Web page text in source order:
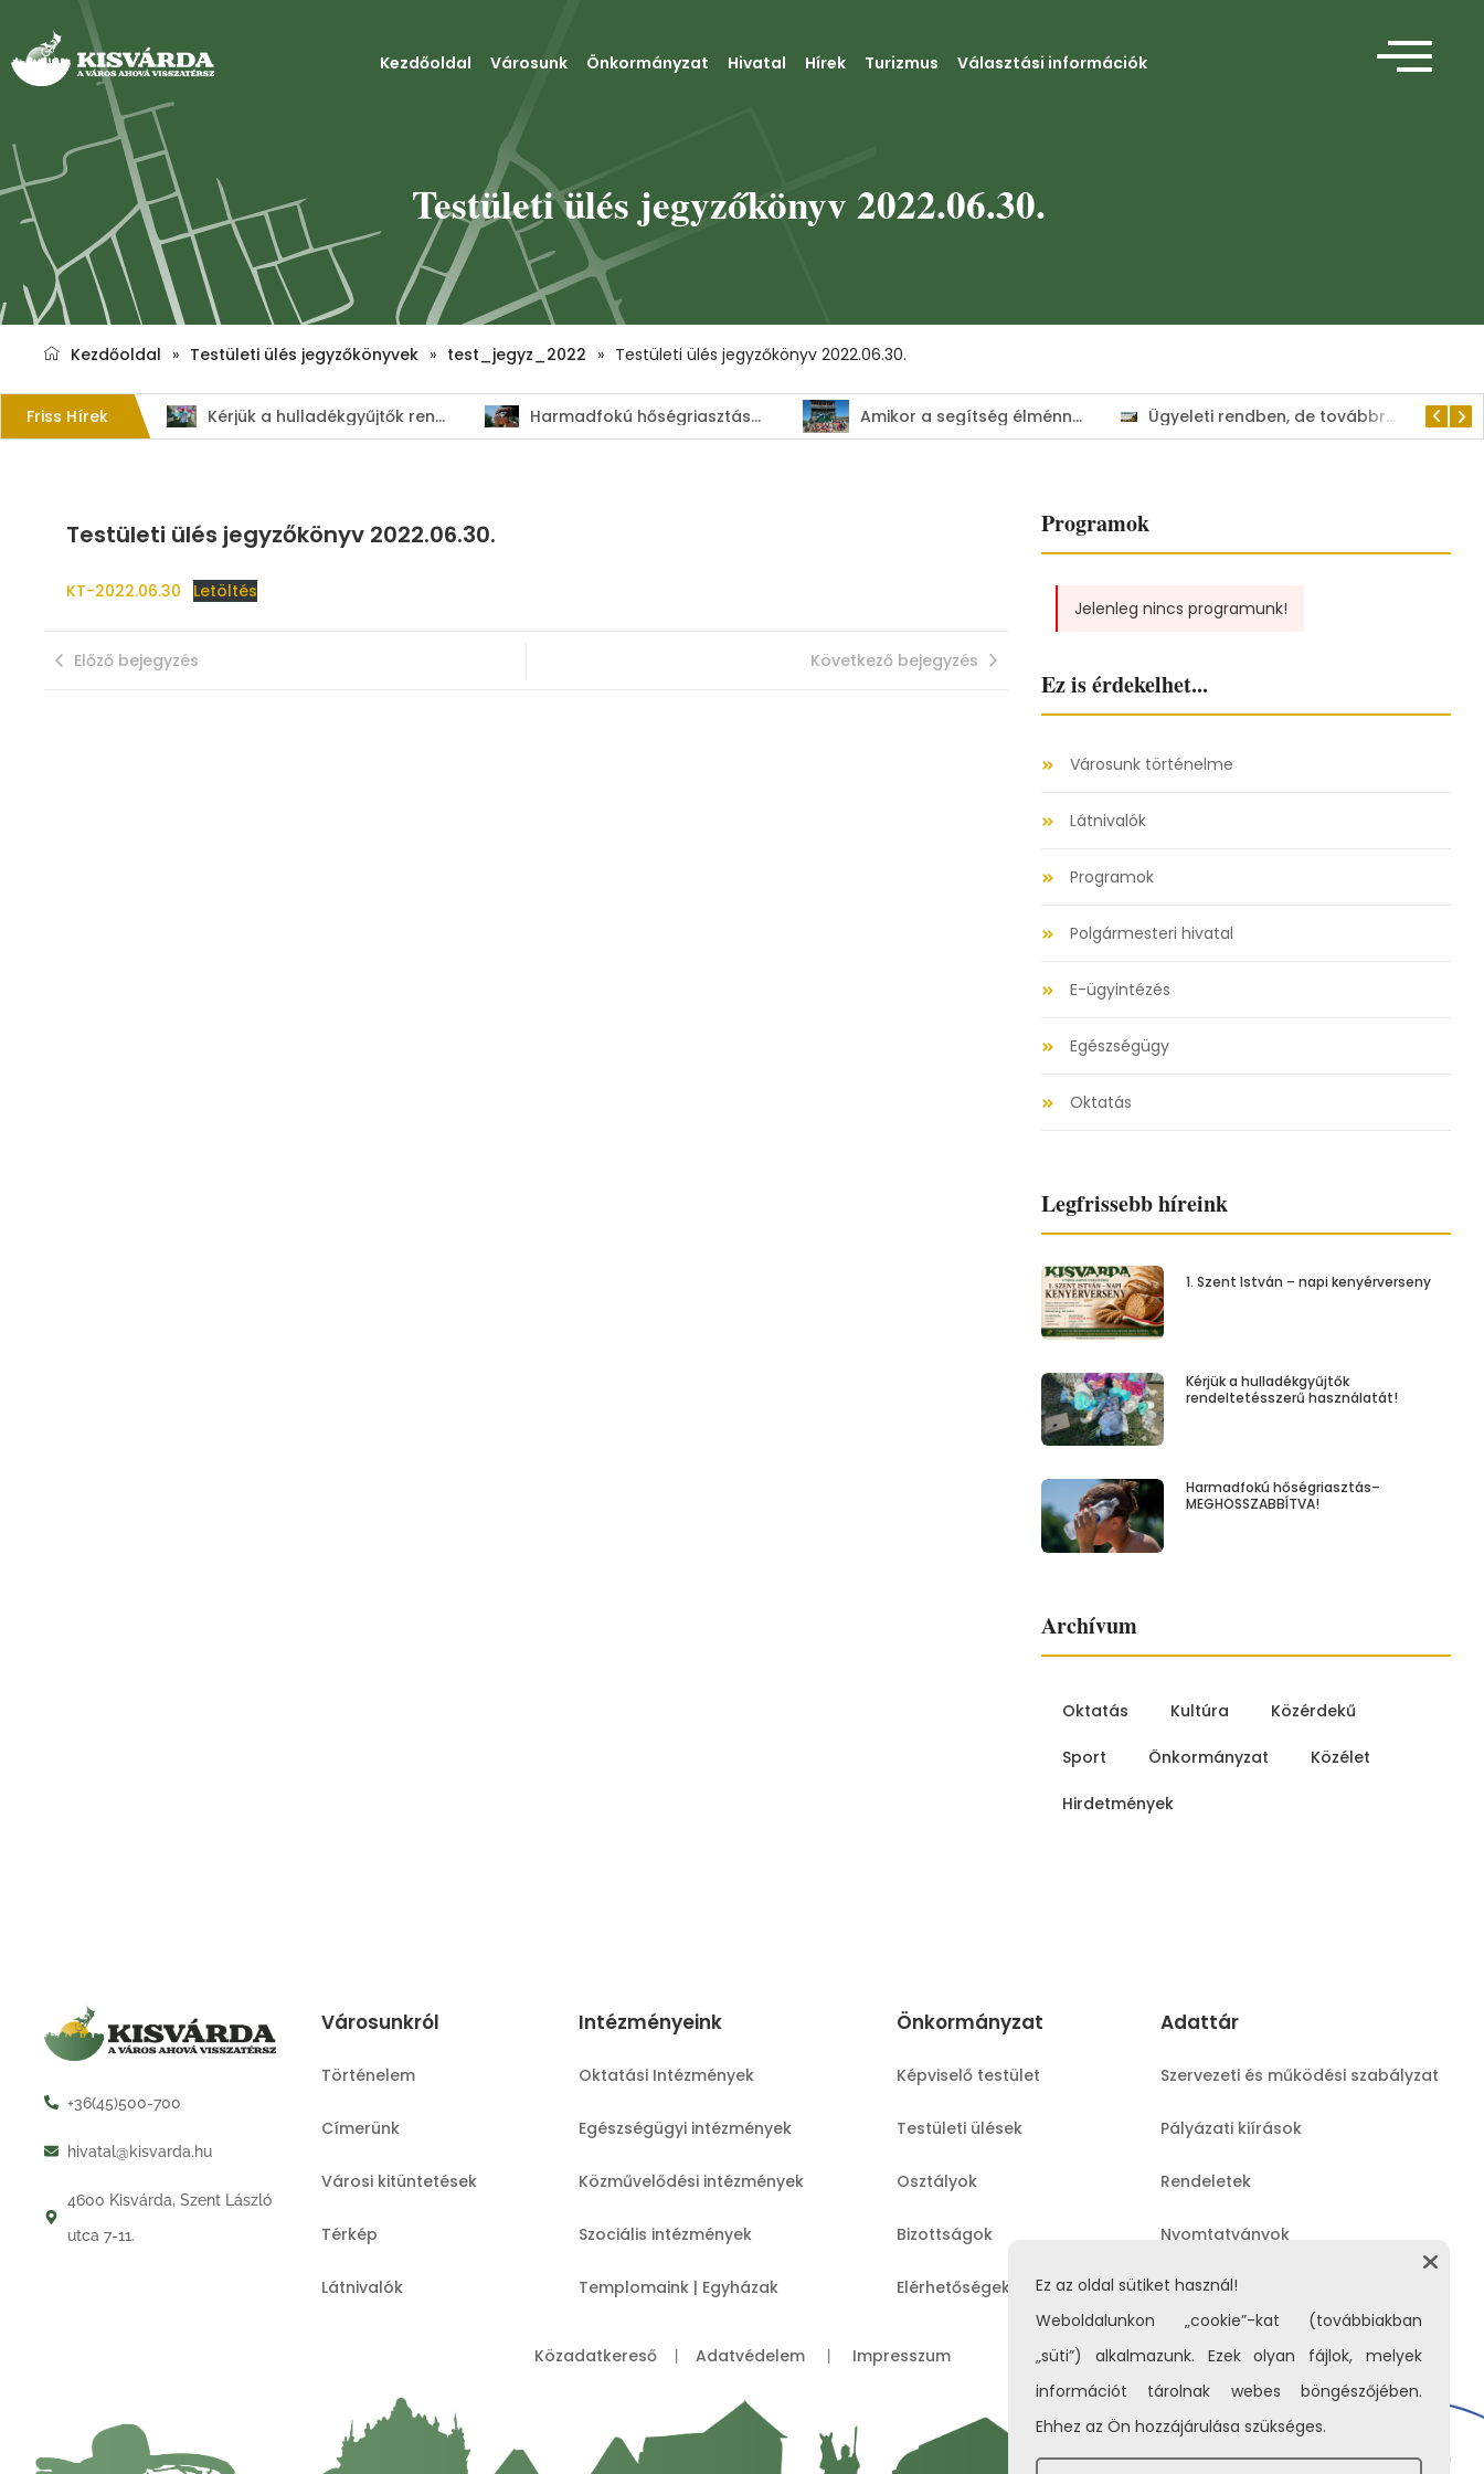
Kezdőoldal Városunk Önkormányzat Hivatal Hírek Turizmus Választási információk
Testületi ülés jegyzőkönyv 2022.06.30.
Kezdőoldal » Testületi ülés jegyzőkönyvek » test_jegyz_2022 » Testületi ülés jegyzőkönyv 2022.06.30.
Friss Hírek Kérjük a hulladékgyűjtők rendeltetésszerű használatát! Harmadfokú hőségriasztás–MEGHOSSZABBÍTVA! Amikor a segítség élménnyé válik Ügyeleti rendben, de továbbra is a lakosság szolgálatában tart nyitva a Kisvárdai Polgármesteri Hivatal Csak egyetlen út vezet előre: az összefogás!
Testületi ülés jegyzőkönyv 2022.06.30.
KT-2022.06.30 Letöltés
Előző bejegyzés Következő bejegyzés
Programok
Jelenleg nincs programunk!
Ez is érdekelhet...
Városunk történelme
Látnivalók
Programok
Polgármesteri hivatal
E-ügyintézés
Egészségügy
Oktatás
Legfrissebb híreink
1. Szent István – napi kenyérverseny
Kérjük a hulladékgyűjtők
rendeltetésszerű használatát!
Harmadfokú hőségriasztás–
MEGHOSSZABBÍTVA!
Archívum
Oktatás Kultúra Közérdekű
Sport Önkormányzat Közélet
Hirdetmények
Ez az oldal sütiket használ!
Weboldalunkon „cookie”-kat (továbbiakban
„süti”) alkalmazunk. Ezek olyan fájlok, melyek
információt tárolnak webes böngészőjében.
Ehhez az Ön hozzájárulása szükséges.
+36(45)500-700
hivatal@kisvarda.hu
4600 Kisvárda, Szent László
utca 7-11.
Városunkról
Történelem
Címerünk
Városi kitüntetések
Térkép
Látnivalók
Intézményeink
Oktatási Intézmények
Egészségügyi intézmények
Közművelődési intézmények
Szociális intézmények
Templomaink | Egyházak
Önkormányzat
Képviselő testület
Testületi ülések
Osztályok
Bizottságok
Elérhetőségek
Adattár
Szervezeti és működési szabályzat
Pályázati kiírások
Rendeletek
Nyomtatványok
Közérdekű adatok
Közadatkereső Adatvédelem Impresszum